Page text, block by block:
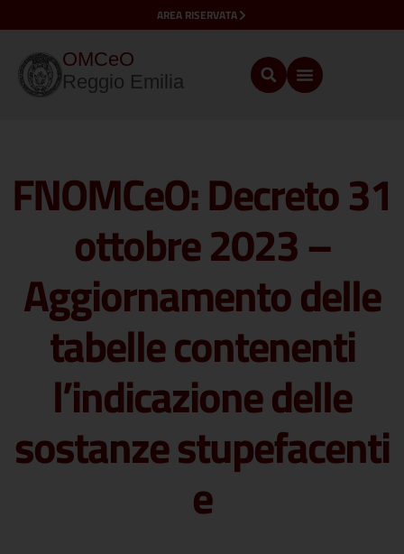
AREA RISERVATA
OMCeO
Reggio Emilia
FNOMCeO: Decreto 31
ottobre 2023 –
Aggiornamento delle
tabelle contenenti
l’indicazione delle
sostanze stupefacenti
e